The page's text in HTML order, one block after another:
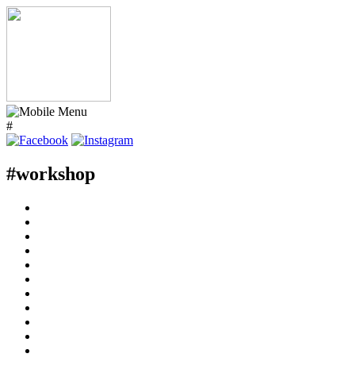
#
#workshop